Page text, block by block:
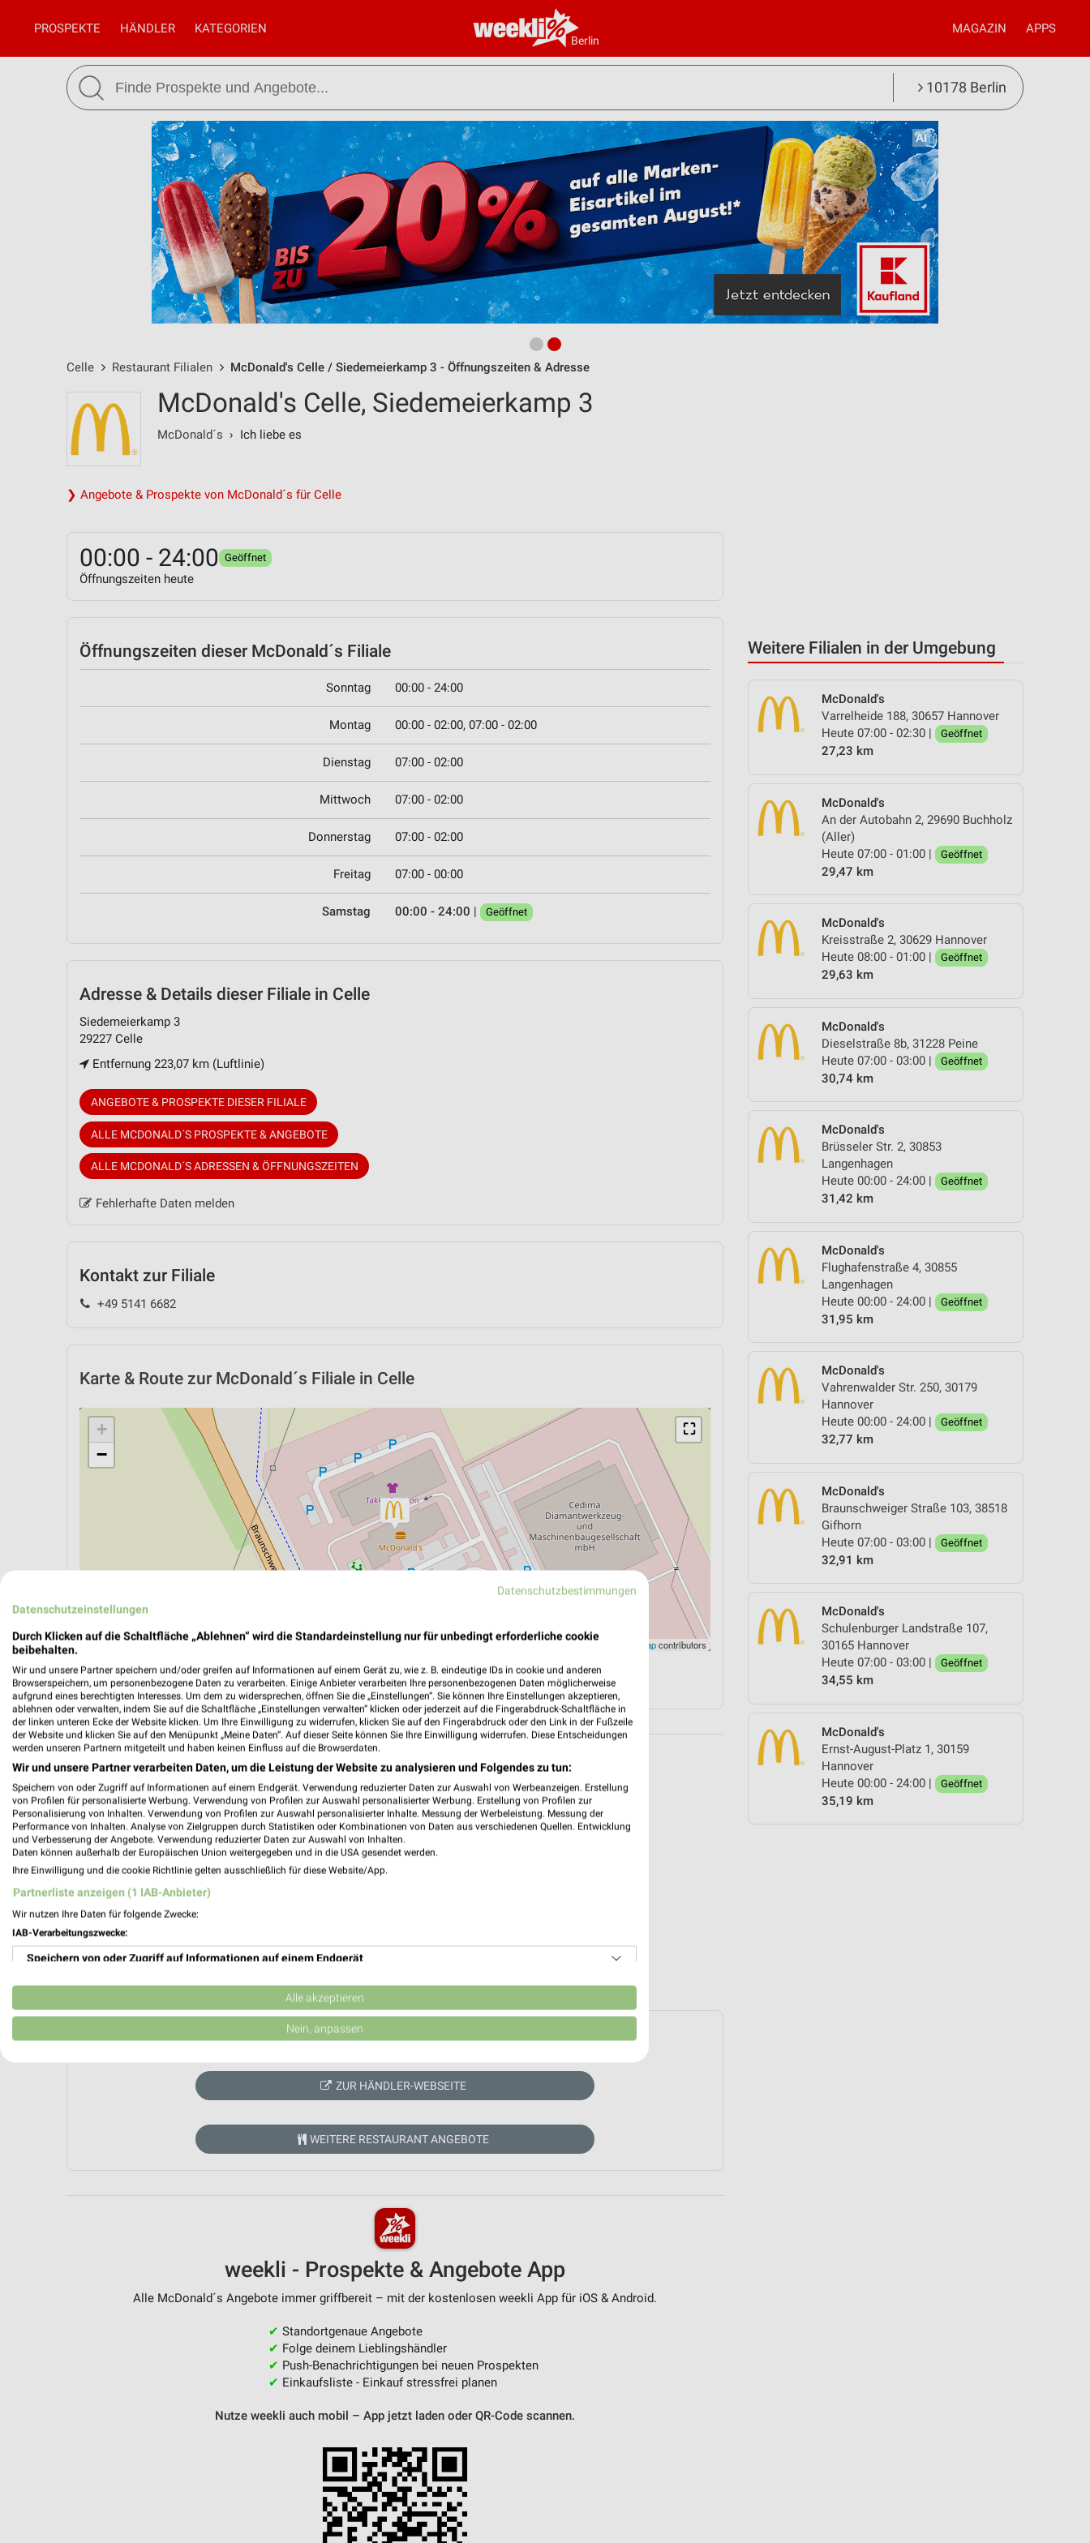
Berlin
PROSPEKTE HÄNDLER KATEGORIEN MAGAZIN APPS
10178 Berlin
Celle Restaurant Filialen McDonald's Celle / Siedemeierkamp 3 - Öffnungszeiten & Adresse
Weitere Filialen in der Umgebung
McDonald's
Varrelheide 188, 30657 Hannover
Heute 07:00 - 02:30 |
Geöffnet
27,23 km
McDonald's
An der Autobahn 2, 29690 Buchholz
(Aller)
Heute 07:00 - 01:00 |
Geöffnet
29,47 km
McDonald's
Kreisstraße 2, 30629 Hannover
Heute 08:00 - 01:00 |
Geöffnet
29,63 km
McDonald's
Dieselstraße 8b, 31228 Peine
Heute 07:00 - 03:00 |
Geöffnet
30,74 km
McDonald's
Brüsseler Str. 2, 30853
Langenhagen
Heute 00:00 - 24:00 |
Geöffnet
31,42 km
McDonald's
Flughafenstraße 4, 30855
Langenhagen
Heute 00:00 - 24:00 |
Geöffnet
31,95 km
McDonald's
Vahrenwalder Str. 250, 30179
Hannover
Heute 00:00 - 24:00 |
Geöffnet
32,77 km
McDonald's
Braunschweiger Straße 103, 38518
Gifhorn
Heute 07:00 - 03:00 |
Geöffnet
32,91 km
McDonald's
Schulenburger Landstraße 107,
30165 Hannover
Heute 07:00 - 03:00 |
Geöffnet
34,55 km
McDonald's
Ernst-August-Platz 1, 30159
Hannover
Heute 00:00 - 24:00 |
Geöffnet
35,19 km
McDonald's Celle, Siedemeierkamp 3
McDonald´s › Ich liebe es
❯ Angebote & Prospekte von McDonald´s für Celle
00:00 - 24:00 Geöffnet
Öffnungszeiten heute
Öffnungszeiten dieser McDonald´s Filiale
Sonntag 00:00 - 24:00
Montag 00:00 - 02:00, 07:00 - 02:00
Dienstag 07:00 - 02:00
Mittwoch 07:00 - 02:00
Donnerstag 07:00 - 02:00
Freitag 07:00 - 00:00
Samstag 00:00 - 24:00 | Geöffnet
Adresse & Details dieser Filiale in Celle
Siedemeierkamp 3
29227 Celle
Entfernung 223,07 km (Luftlinie)
ANGEBOTE & PROSPEKTE DIESER FILIALE
ALLE MCDONALD´S PROSPEKTE & ANGEBOTE
ALLE MCDONALD´S ADRESSEN & ÖFFNUNGSZEITEN
Fehlerhafte Daten melden
Kontakt zur Filiale
+49 5141 6682
Karte & Route zur McDonald´s Filiale in Celle
⛶
+
−
Leaflet |©OpenStreetMapcontributors
ÖPNV ANZEIGEN LADESÄULEN ANZEIGEN NAVIGATION MIT GOOGLE/IOS MAPS
Aktuell keine Prospekte vorhanden.
ZUR HÄNDLER-WEBSEITE
WEITERE RESTAURANT ANGEBOTE
weekli - Prospekte & Angebote App
Alle McDonald´s Angebote immer griffbereit – mit der kostenlosen weekli App für iOS & Android.
✔ Standortgenaue Angebote
✔ Folge deinem Lieblingshändler
✔ Push-Benachrichtigungen bei neuen Prospekten
✔ Einkaufsliste - Einkauf stressfrei planen
Nutze weekli auch mobil – App jetzt laden oder QR-Code scannen.
Datenschutzbestimmungen
Datenschutzeinstellungen
Durch Klicken auf die Schaltfläche „Ablehnen“ wird die Standardeinstellung nur für unbedingt erforderliche cookie
beibehalten.
Wir und unsere Partner speichern und/oder greifen auf Informationen auf einem Gerät zu, wie z. B. eindeutige IDs in cookie und anderen
Browserspeichern, um personenbezogene Daten zu verarbeiten. Einige Anbieter verarbeiten Ihre personenbezogenen Daten möglicherweise
aufgrund eines berechtigten Interesses. Um dem zu widersprechen, öffnen Sie die „Einstellungen“. Sie können Ihre Einstellungen akzeptieren,
ablehnen oder verwalten, indem Sie auf die Schaltfläche „Einstellungen verwalten“ klicken oder jederzeit auf die Fingerabdruck-Schaltfläche in
der linken unteren Ecke der Website klicken. Um Ihre Einwilligung zu widerrufen, klicken Sie auf den Fingerabdruck oder den Link in der Fußzeile
der Website und klicken Sie auf den Menüpunkt „Meine Daten“. Auf dieser Seite können Sie Ihre Einwilligung widerrufen. Diese Entscheidungen
werden unseren Partnern mitgeteilt und haben keinen Einfluss auf die Browserdaten.
Wir und unsere Partner verarbeiten Daten, um die Leistung der Website zu analysieren und Folgendes zu tun:
Speichern von oder Zugriff auf Informationen auf einem Endgerät. Verwendung reduzierter Daten zur Auswahl von Werbeanzeigen. Erstellung
von Profilen für personalisierte Werbung. Verwendung von Profilen zur Auswahl personalisierter Werbung. Erstellung von Profilen zur
Personalisierung von Inhalten. Verwendung von Profilen zur Auswahl personalisierter Inhalte. Messung der Werbeleistung. Messung der
Performance von Inhalten. Analyse von Zielgruppen durch Statistiken oder Kombinationen von Daten aus verschiedenen Quellen. Entwicklung
und Verbesserung der Angebote. Verwendung reduzierter Daten zur Auswahl von Inhalten.
Daten können außerhalb der Europäischen Union weitergegeben und in die USA gesendet werden.
Ihre Einwilligung und die cookie Richtlinie gelten ausschließlich für diese Website/App.
Partnerliste anzeigen (1 IAB-Anbieter)
Wir nutzen Ihre Daten für folgende Zwecke:
IAB-Verarbeitungszwecke:
Speichern von oder Zugriff auf Informationen auf einem Endgerät
Verwendung reduzierter Daten zur Auswahl von Werbeanzeigen
Erstellung von Profilen für personalisierte Werbung
Erstellung von Profilen zur Personalisierung von Inhalten
Verwendung von Profilen zur Auswahl personalisierter Inhalte
Analyse von Zielgruppen durch Statistiken oder Kombinationen von Daten aus verschiedenen
Entwicklung und Verbesserung der Angebote
Verwendung reduzierter Daten zur Auswahl von Inhalten
Geräte anhand von aktiv angeforderten Informationen identifizieren
Alle akzeptieren
Nein, anpassen